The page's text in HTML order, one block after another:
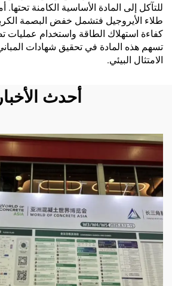
للتآكل إلى المادة الأساسية الكامنة تحتها.
طلاء الأيروجيل فتشمل خفض البصمة
كفاءة استهلاك الطاقة واستخدام عمليات
تسهم هذه المادة في تحقيق شهادات
الامتثال البيئي.
أحدث الأخبار